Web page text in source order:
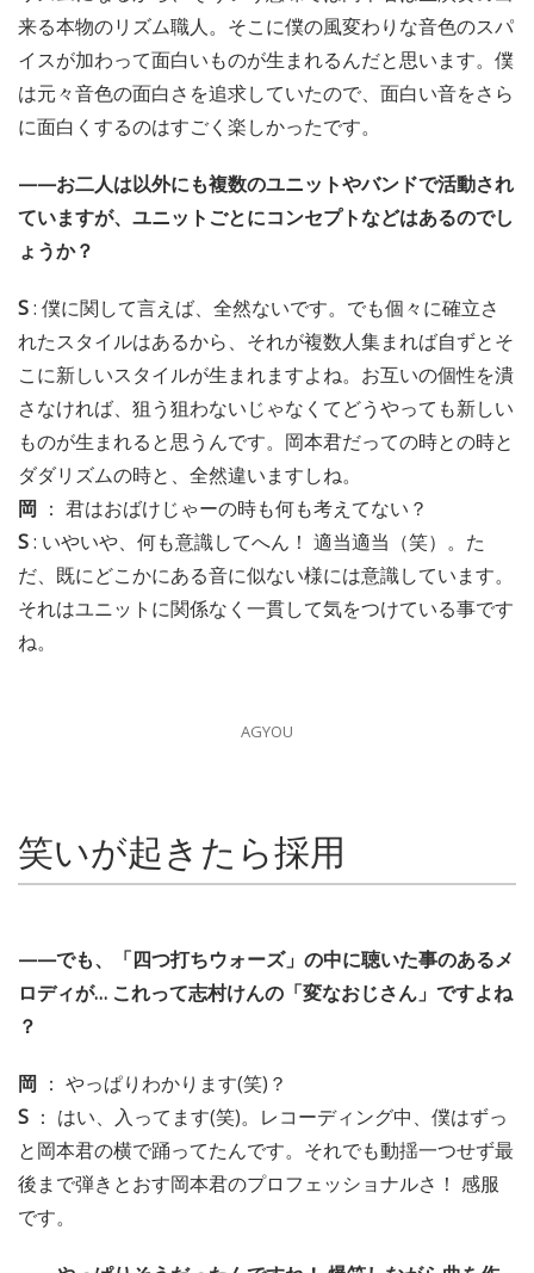
来る本物のリズム職人。そこに僕の風変わりな音色のスパ
イスが加わって面白いものが生まれるんだと思います。僕
は元々音色の面白さを追求していたので、面白い音をさら
に面白くするのはすごく楽しかったです。
——お二人は以外にも複数のユニットやバンドで活動され
ていますが、ユニットごとにコンセプトなどはあるのでし
ょうか？
S: 僕に関して言えば、全然ないです。でも個々に確立さ
れたスタイルはあるから、それが複数人集まれば自ずとそ
こに新しいスタイルが生まれますよね。お互いの個性を潰
さなければ、狙う狙わないじゃなくてどうやっても新しい
ものが生まれると思うんです。岡本君だっての時との時と
ダダリズムの時と、全然違いますしね。
岡 ： 君はおばけじゃーの時も何も考えてない？
S: いやいや、何も意識してへん！ 適当適当（笑）。た
だ、既にどこかにある音に似ない様には意識しています。
それはユニットに関係なく一貫して気をつけている事です
ね。
AGYOU
笑いが起きたら採用
——でも、「四つ打ちウォーズ」の中に聴いた事のあるメ
ロディが… これって志村けんの「変なおじさん」ですよね
？
岡 ： やっぱりわかります(笑)？
S ： はい、入ってます(笑)。レコーディング中、僕はずっ
と岡本君の横で踊ってたんです。それでも動揺一つせず最
後まで弾きとおす岡本君のプロフェッショナルさ！ 感服
です。